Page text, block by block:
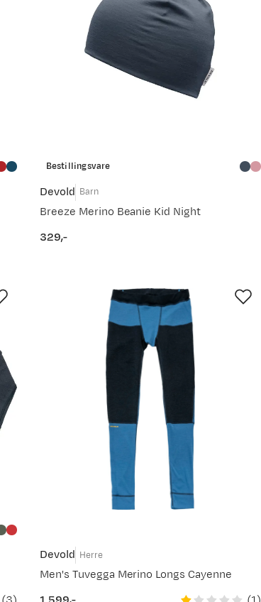
Bestillingsvare
Devold Barn
Breeze Merino Beanie Kid Night
price
329,-
Devold Herre
Men's Tuvegga Merino Longs Cayenne